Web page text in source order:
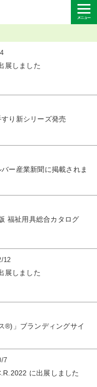
展しました
すり新シリーズ発売
バー産業新聞に掲載されま
福祉用具総合カタログ
12
展しました
®)」ブランディングサイ
7
に出展しました